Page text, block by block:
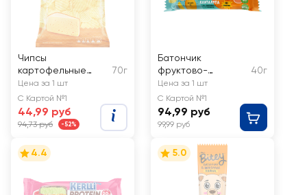
Чипсы
картофельные
МОСКОВСКИЙ
КАРТОФЕЛЬ
Рифленые
хрустящие со
вкусом сыра
70г
Цена за 1 шт
С Картой №1
44,99 руб
94,73 руб -52%
Батончик
фруктово-
ореховый
EVERYDAY
Манговая
Канталупа, со
вкусом манго-дыня
40г
Цена за 1 шт
С Картой №1
94,99 руб
99,99 руб
4.4 5.0